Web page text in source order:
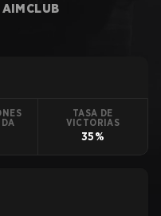
AIMCLUB
TASA DE
VICTORIAS
35%